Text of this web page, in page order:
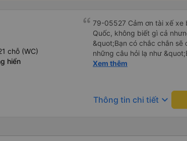
chỗ (WC)
hiển
79-05527 Cảm ơn tài xế xe
Quốc, không biết gì cả
&quot;Bạn có chắc chắn sẽ
những câu hỏi lạ như
sạn của chúng tôi
và thậm chí còn đón tôi tại
buổi sáng. ngu ngốc đến
buýt 79-05527 rất nhiều tài
Xem thêm
Thông tin chi tiết keyboard_arrow_down